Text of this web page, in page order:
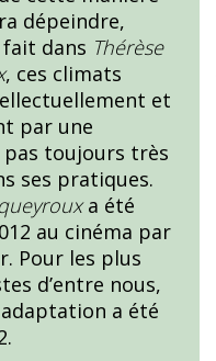
dépeindre,
fait dans Thérèse
, ces climats
et
par une
toujours très
ses pratiques.
a été
au cinéma par
Pour les plus
d’entre nous,
a été